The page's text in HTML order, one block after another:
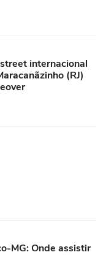
internacional
(RJ)
MG: Onde assistir